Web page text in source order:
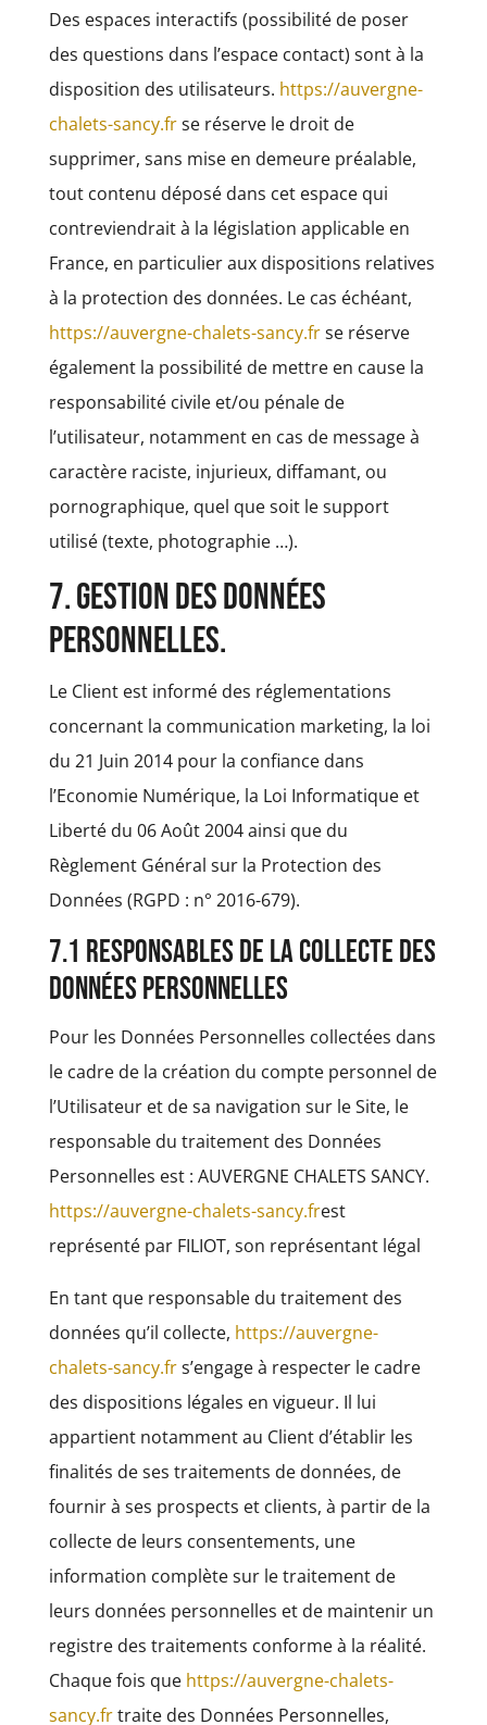
Des espaces interactifs (possibilité de poser
des questions dans l’espace contact) sont à la
disposition des utilisateurs. https://auvergne-
chalets-sancy.frse réserve le droit de
supprimer, sans mise en demeure préalable,
tout contenu déposé dans cet espace qui
contreviendrait à la législation applicable en
France, en particulier aux dispositions relatives
à la protection des données. Le cas échéant,
https://auvergne-chalets-sancy.frse réserve
également la possibilité de mettre en cause la
responsabilité civile et/ou pénale de
l’utilisateur, notamment en cas de message à
caractère raciste, injurieux, diffamant, ou
pornographique, quel que soit le support
utilisé (texte, photographie …).
7. Gestion des données
personnelles.
Le Client est informé des réglementations
concernant la communication marketing, la loi
du 21 Juin 2014 pour la confiance dans
l’Economie Numérique, la Loi Informatique et
Liberté du 06 Août 2004 ainsi que du
Règlement Général sur la Protection des
Données (RGPD : n° 2016-679).
7.1 Responsables de la collecte des
données personnelles
Pour les Données Personnelles collectées dans
le cadre de la création du compte personnel de
l’Utilisateur et de sa navigation sur le Site, le
responsable du traitement des Données
Personnelles est : AUVERGNE CHALETS SANCY.
https://auvergne-chalets-sancy.frest
représenté par FILIOT, son représentant légal
En tant que responsable du traitement des
données qu’il collecte, https://auvergne-
chalets-sancy.frs’engage à respecter le cadre
des dispositions légales en vigueur. Il lui
appartient notamment au Client d’établir les
finalités de ses traitements de données, de
fournir à ses prospects et clients, à partir de la
collecte de leurs consentements, une
information complète sur le traitement de
leurs données personnelles et de maintenir un
registre des traitements conforme à la réalité.
Chaque fois que https://auvergne-chalets-
sancy.frtraite des Données Personnelles,